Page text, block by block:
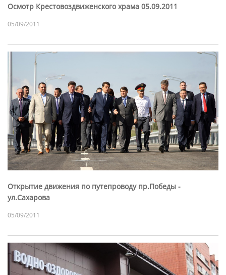
Осмотр Крестовоздвиженского храма 05.09.2011
05/09/2011
Открытие движения по путепроводу пр.Победы -
ул.Сахарова
05/09/2011